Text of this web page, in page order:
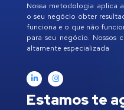
Nossa metodologia aplica
o seu negócio obter
funciona e o que não
para seu negócio. Nossos
altamente especializada
Estamos te